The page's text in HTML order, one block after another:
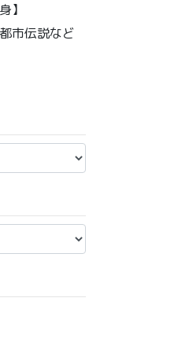
】
市伝説など